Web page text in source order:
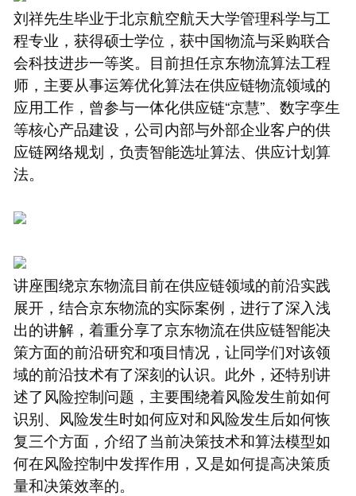
刘祥先生毕业于北京航空航天大学管理科学与工
程专业，获得硕士学位，获中国物流与采购联合
会科技进步一等奖。目前担任京东物流算法工程
师，主要从事运筹优化算法在供应链物流领域的
应用工作，曾参与一体化供应链“京慧”、数字孪生
等核心产品建设，公司内部与外部企业客户的供
应链网络规划，负责智能选址算法、供应计划算
法。
讲座围绕京东物流目前在供应链领域的前沿实践
展开，结合京东物流的实际案例，进行了深入浅
出的讲解，着重分享了京东物流在供应链智能决
策方面的前沿研究和项目情况，让同学们对该领
域的前沿技术有了深刻的认识。此外，还特别讲
述了风险控制问题，主要围绕着风险发生前如何
识别、风险发生时如何应对和风险发生后如何恢
复三个方面，介绍了当前决策技术和算法模型如
何在风险控制中发挥作用，又是如何提高决策质
量和决策效率的。